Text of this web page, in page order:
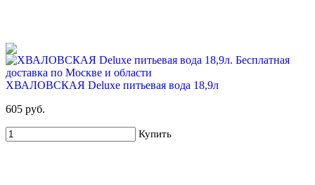
ХВАЛОВСКАЯ Deluxe питьевая вода 18,9л
605 руб.
Купить